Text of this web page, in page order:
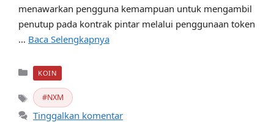
menawarkan pengguna kemampuan untuk mengambil
penutup pada kontrak pintar melalui penggunaan token
… Baca Selengkapnya
Kategori
KOIN
Tag NXM
Tinggalkan komentar